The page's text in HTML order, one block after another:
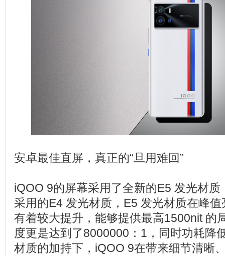
安卓最佳直屏，真正的“旦用难回”
iQOO 9的屏幕采用了全新的E5 发光材
采用的E4 发光材质，E5 发光材质在峰
有着较大提升，能够提供最高1500nit 的
度更是达到了8000000：1，同时功耗降
材质的加持下，iQOO 9在带来细节清晰